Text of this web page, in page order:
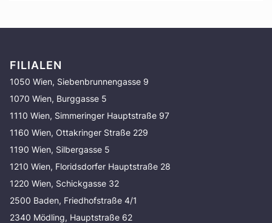
FILIALEN
1050 Wien, Siebenbrunnengasse 9
1070 Wien, Burggasse 5
1110 Wien, Simmeringer Hauptstraße 97
1160 Wien, Ottakringer Straße 229
1190 Wien, Silbergasse 5
1210 Wien, Floridsdorfer Hauptstraße 28
1220 Wien, Schickgasse 32
2500 Baden, Friedhofstraße 4/1
2340 Mödling, Hauptstraße 62